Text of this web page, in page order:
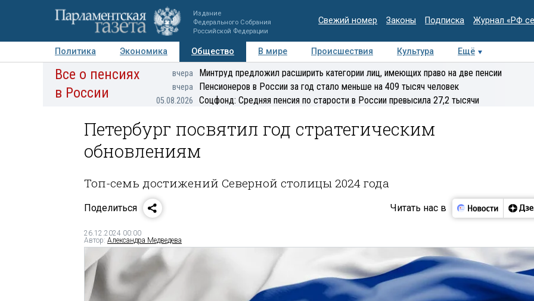
Издание
Федерального Собрания
Российской Федерации
Свежий номер Законы Подписка Журнал «РФ
Политика Экономика Общество В мире Происшествия Культура
Ещё
Авторы Персоны Мнения Регионы Медиацентр Интервью Колумнисты
Все о пенсиях
в России
вчера Минтруд предложил расширить категории лиц, имеющих право на две пенсии
вчера Пенсионеров в России за год стало меньше на 409 тысяч человек
05.08.2026 Соцфонд: Средняя пенсия по старости в России превысила 27,2 тысячи
Петербург посвятил год стратегическим
обновлениям
Топ-семь достижений Северной столицы 2024 года
Поделиться Читать нас в
26.12.2024 00:00
Автор: Александра Медведева